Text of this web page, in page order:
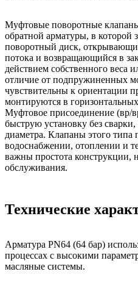
Муфтовые поворотные
обратной арматуры, в
поворотный диск,
потока и возвращающийся в
действием собственного веса
отличие от подпружиненных
чувствительны к ориентации
монтируются в
Муфтовое присоединение (вр/
быструю установку без
диаметра. Клапаны этого типа
водоснабжении, отоплении и
важны простота конструкции,
обслуживания.
Технические
Арматура PN64 (64 бар)
процессах с высокими
масляные системы.